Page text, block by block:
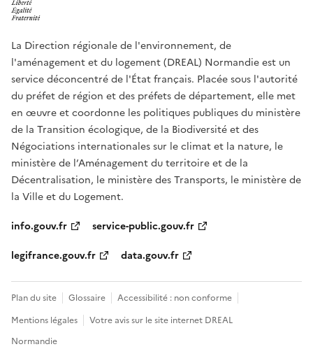
La Direction régionale de l'environnement, de
l'aménagement et du logement (DREAL) Normandie est un
service déconcentré de l'État français. Placée sous l'autorité
du préfet de région et des préfets de département, elle met
en œuvre et coordonne les politiques publiques du ministère
de la Transition écologique, de la Biodiversité et des
Négociations internationales sur le climat et la nature, le
ministère de l’Aménagement du territoire et de la
Décentralisation, le ministère des Transports, le ministère de
la Ville et du Logement.
info.gouv.fr
service-public.gouv.fr
legifrance.gouv.fr
data.gouv.fr
Plan du site Glossaire
Accessibilité : non conforme
Mentions légales
Votre avis sur le site internet DREAL
Normandie